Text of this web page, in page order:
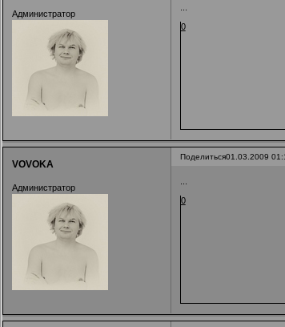
Администратор
0
Поделиться01.03.2009
VOVOKA
Администратор
0